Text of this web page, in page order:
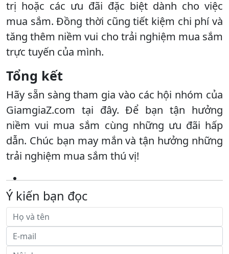
trị hoặc các ưu đãi đặc biệt dành cho việc
mua sắm. Đồng thời cũng tiết kiệm chi phí và
tăng thêm niềm vui cho trải nghiệm mua sắm
trực tuyến của mình.
Tổng kết
Hãy sẵn sàng tham gia vào các hội nhóm của
GiamgiaZ.com tại đây. Để bạn tận hưởng
niềm vui mua sắm cùng những ưu đãi hấp
dẫn. Chúc bạn may mắn và tận hưởng những
trải nghiệm mua sắm thú vị!
Ý kiến bạn đọc